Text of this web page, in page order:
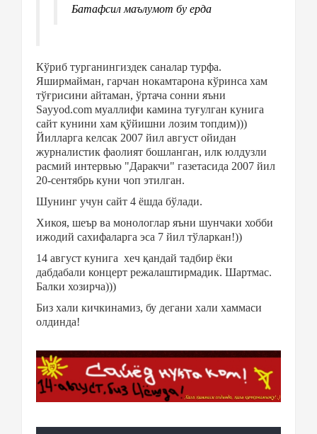
Батафсил маълумот бу ерда
Кўриб турганингиздек саналар турфа.
Яширмайман, гарчан нокамтарона кўринса хам
тўғрисини айтаман, ўртача сонни яъни
Sayyod.com муаллифи камина туғулган кунига
сайт кунини хам қўйишни лозим топдим)))
Йилларга келсак 2007 йил август ойидан
журналистик фаолият бошланган, илк юлдузли
расмий интервью "Даракчи" газетасида 2007 йил
20-сентябрь куни чоп этилган.
Шунинг учун сайт 4 ёшда бўлади.
Хикоя, шеър ва монологлар яъни шунчаки хобби
ижодий сахифаларга эса 7 йил тўларкан!))
14 август кунига хеч қандай тадбир ёки
дабдабали концерт режалаштирмадик. Шартмас.
Балки хозирча)))
Биз хали кичкинамиз, бу дегани хали хаммаси
олдинда!